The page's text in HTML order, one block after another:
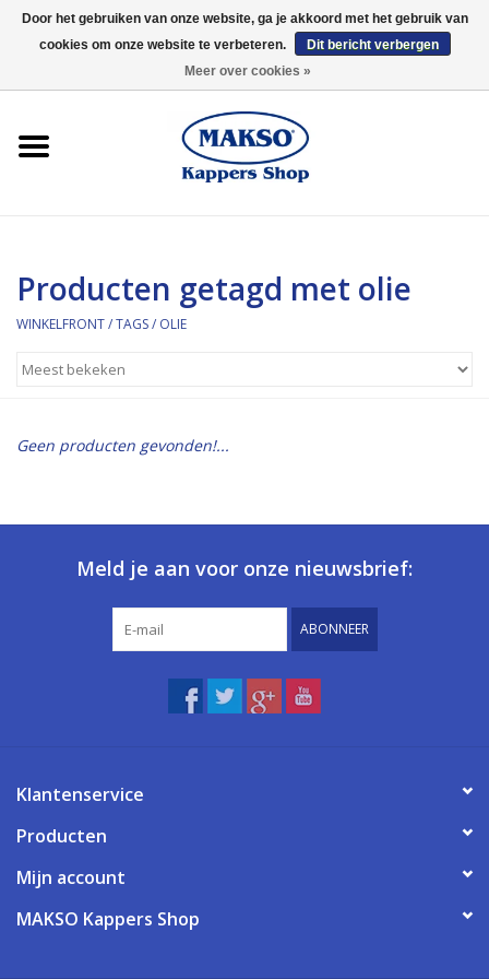
0 Artikelen - €0,00
Kaaral
Producten getagd met olie
WINKELFRONT/TAGS/ OLIE
Geen producten gevonden!...
Meld je aan voor onze nieuwsbrief:
ABONNEER
Klantenservice
Producten
Mijn account
MAKSO Kappers Shop
Door het gebruiken van onze website, ga je akkoord met het gebruik van
cookies om onze website te verbeteren.
Dit bericht verbergen
Meer over cookies »